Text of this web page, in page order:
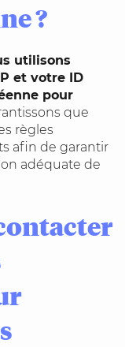
?
utilisons
et votre ID
pour
que
règles
afin de garantir
adéquate de